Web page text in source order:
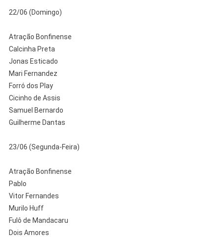
22/06 (Domingo)
Atração Bonfinense
Calcinha Preta ⁠
Jonas Esticado
Mari Fernandez
Forró dos Play
Cicinho de Assis
Samuel Bernardo
Guilherme Dantas
23/06 (Segunda-Feira)
Atração Bonfinense
Pablo
Vitor Fernandes⁠
Murilo Huff
Fulô de Mandacaru ⁠
Dois Amores